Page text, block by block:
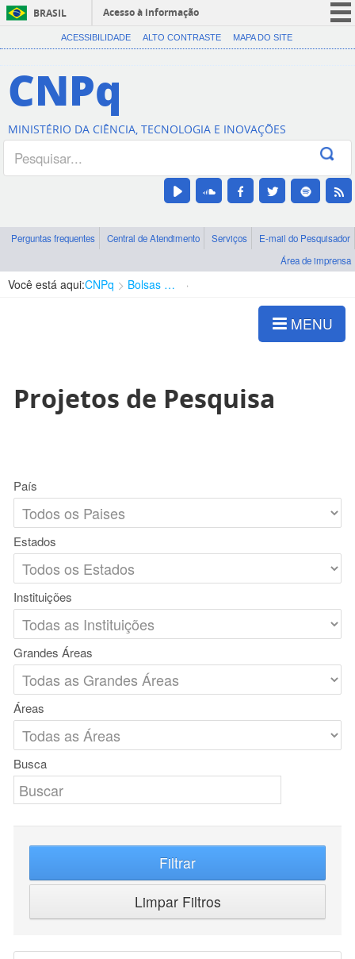
BRASIL
Acesso à informação
CORONAVÍRUS (COVID-19)
Canais
ACESSIBILIDADE ALTO CONTRASTE MAPA DO SITE
CNPq
MINISTÉRIO DA CIÊNCIA, TECNOLOGIA E INOVAÇÕES
Perguntas frequentes Central de Atendimento Serviços
E-mail do Pesquisador
Área de imprensa
Você está aqui:CNPq Bolsas e Auxílios Vigentes
MENU
Projetos de Pesquisa
País
Estados
Instituições
Grandes Áreas
Áreas
Busca
Filtrar
Limpar Filtros